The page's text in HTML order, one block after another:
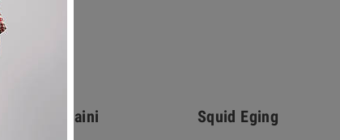
e Cucchiaini Squid Eging